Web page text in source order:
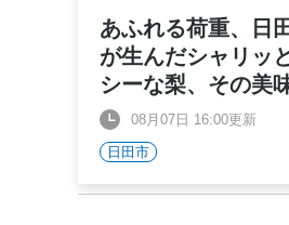
あふれる荷重、日
が生んだシャリッ
シーな梨、その美
08月07日 16:00更新
日田市